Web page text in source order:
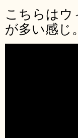
こちらはウ
が多い感じ。